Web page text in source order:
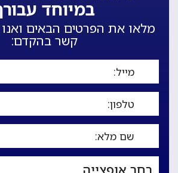
במיוחד
מלאו את הפרטים הבאים ואנו
קשר בהקדם: